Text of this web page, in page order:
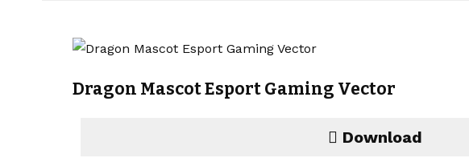
Dragon Mascot Esport Gaming Vector
Download